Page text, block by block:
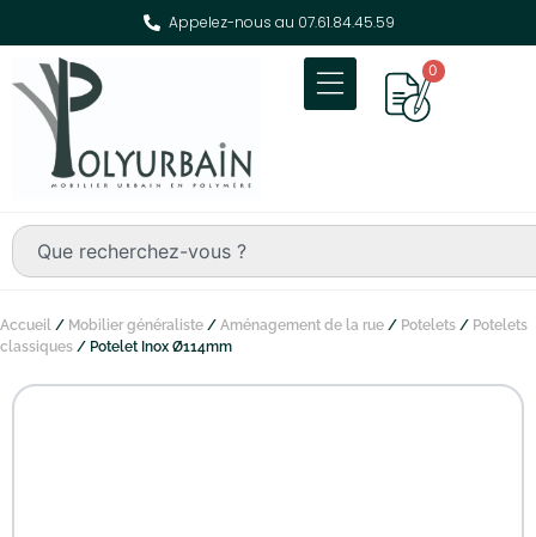
Appelez-nous au 07.61.84.45.59
0
Accueil / Mobilier généraliste / Aménagement de la rue / Potelets / Potelets
classiques / Potelet Inox Ø114mm